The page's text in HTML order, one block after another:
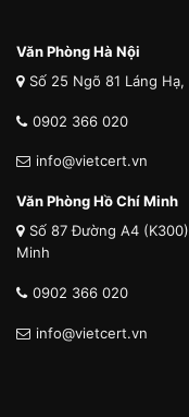
Văn Phòng Hà Nội
Số 25 Ngõ 81 Láng
0902 366 020
info@vietcert.vn
Văn Phòng Hồ Chí Minh
Số 87 Đường A4
Minh
0902 366 020
info@vietcert.vn